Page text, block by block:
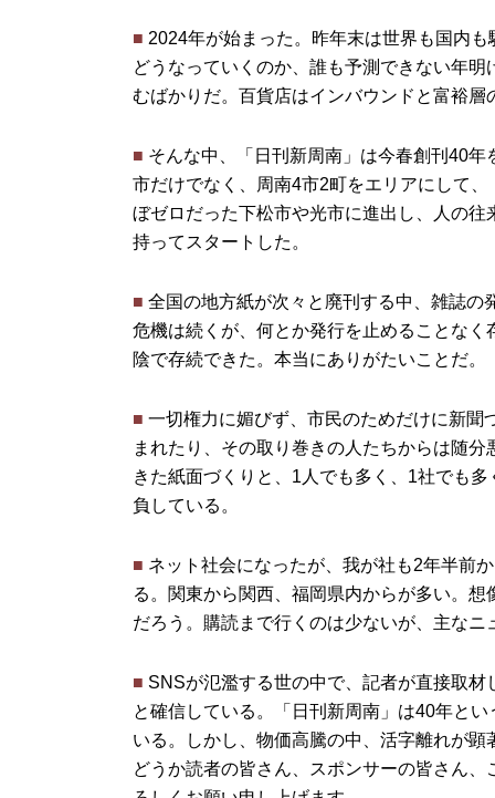
■ 2024年が始まった。昨年末は世界も国内
どうなっていくのか、誰も予測できない年
むばかりだ。百貨店はインバウンドと富裕
■ そんな中、「日刊新周南」は今春創刊40
市だけでなく、周南4市2町をエリアにして
ぼゼロだった下松市や光市に進出し、人の
持ってスタートした。
■ 全国の地方紙が次々と廃刊する中、雑誌の
危機は続くが、何とか発行を止めることな
陰で存続できた。本当にありがたいことだ。
■ 一切権力に媚びず、市民のためだけに新聞
まれたり、その取り巻きの人たちからは随
きた紙面づくりと、1人でも多く、1社でも
負している。
■ ネット社会になったが、我が社も2年半前
る。関東から関西、福岡県内からが多い。
だろう。購読まで行くのは少ないが、主なニ
■ SNSが氾濫する世の中で、記者が直接取
と確信している。「日刊新周南」は40年と
いる。しかし、物価高騰の中、活字離れが
どうか読者の皆さん、スポンサーの皆さん